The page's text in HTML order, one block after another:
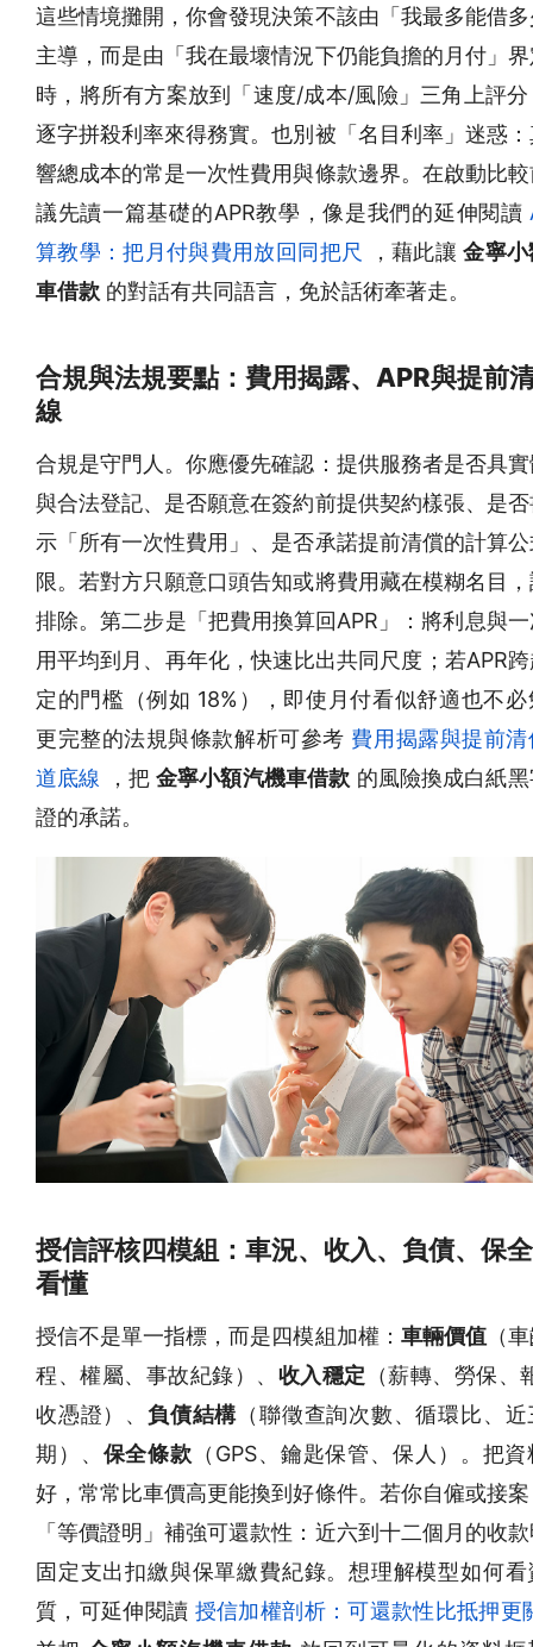
這些情境攤開，你會發現決策不該由「我最多能借
主導，而是由「我在最壞情況下仍能負擔的月付」
時，將所有方案放到「速度/成本/風險」三角上評
逐字拼殺利率來得務實。也別被「名目利率」迷惑
響總成本的常是一次性費用與條款邊界。在啟動比
議先讀一篇基礎的APR教學，像是我們的延伸閱讀
算教學：把月付與費用放回同把尺
，藉此讓金寧
車借款 的對話有共同語言，免於話術牽著走。
合規與法規要點：費用揭露、APR與提前
線
合規是守門人。你應優先確認：提供服務者是否具
與合法登記、是否願意在簽約前提供契約樣張、是
示「所有一次性費用」、是否承諾提前清償的計算
限。若對方只願意口頭告知或將費用藏在模糊名目
排除。第二步是「把費用換算回APR」：將利息與
用平均到月、再年化，快速比出共同尺度；若APR
定的門檻（例如 18%），即使月付看似舒適也不
更完整的法規與條款解析可參考 費用揭露與提前
道底線 ，把金寧小額汽機車借款 的風險換成白紙
證的承諾。
授信評核四模組：車況、收入、負債、保
看懂
授信不是單一指標，而是四模組加權： 車輛價值（
程、權屬、事故紀錄）、 收入穩定 （薪轉、勞保、
收憑證）、 負債結構 （聯徵查詢次數、循環比、
期）、 保全條款 （GPS、鑰匙保管、保人）。把
好，常常比車價高更能換到好條件。若你自僱或接
「等價證明」補強可還款性：近六到十二個月的收
固定支出扣繳與保單繳費紀錄。想理解模型如何看
質，可延伸閱讀 授信加權剖析：可還款性比抵押更